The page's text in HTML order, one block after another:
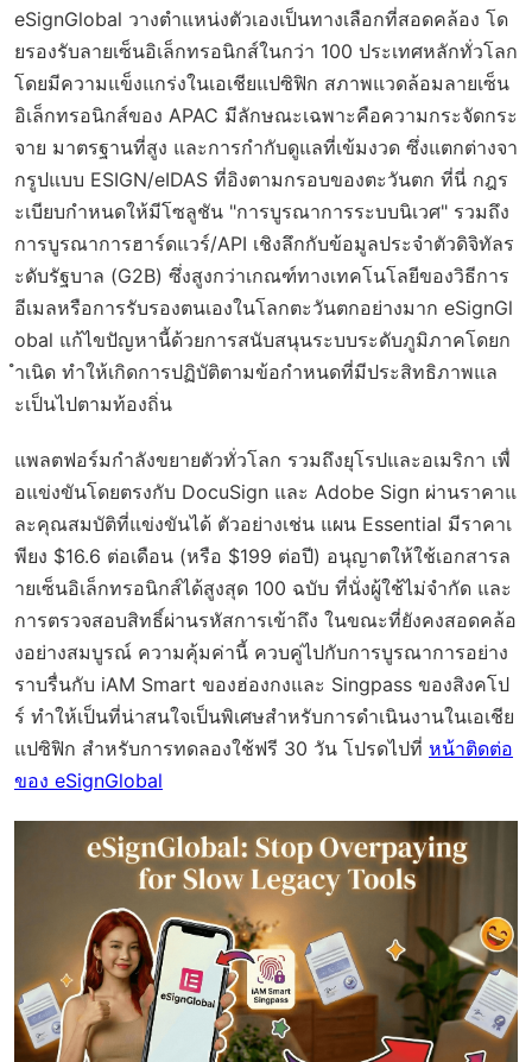
eSignGlobal วางตำแหน่งตัวเองเป็นทางเลือกที่สอดคล้อง โด
ยรองรับลายเซ็นอิเล็กทรอนิกส์ในกว่า 100 ประเทศหลักทั่วโลก
โดยมีความแข็งแกร่งในเอเชียแปซิฟิก สภาพแวดล้อมลายเซ็น
อิเล็กทรอนิกส์ของ APAC มีลักษณะเฉพาะคือความกระจัดกระ
จาย มาตรฐานที่สูง และการกำกับดูแลที่เข้มงวด ซึ่งแตกต่างจา
กรูปแบบ ESIGN/eIDAS ที่อิงตามกรอบของตะวันตก ที่นี่ กฎร
ะเบียบกำหนดให้มีโซลูชัน "การบูรณาการระบบนิเวศ" รวมถึง
การบูรณาการฮาร์ดแวร์/API เชิงลึกกับข้อมูลประจำตัวดิจิทัลร
ะดับรัฐบาล (G2B) ซึ่งสูงกว่าเกณฑ์ทางเทคโนโลยีของวิธีการ
อีเมลหรือการรับรองตนเองในโลกตะวันตกอย่างมาก eSignGl
obal แก้ไขปัญหานี้ด้วยการสนับสนุนระบบระดับภูมิภาคโดยก
ำเนิด ทำให้เกิดการปฏิบัติตามข้อกำหนดที่มีประสิทธิภาพแล
ะเป็นไปตามท้องถิ่น
แพลตฟอร์มกำลังขยายตัวทั่วโลก รวมถึงยุโรปและอเมริกา เพื่
อแข่งขันโดยตรงกับ DocuSign และ Adobe Sign ผ่านราคาแ
ละคุณสมบัติที่แข่งขันได้ ตัวอย่างเช่น แผน Essential มีราคาเ
พียง $16.6 ต่อเดือน (หรือ $199 ต่อปี) อนุญาตให้ใช้เอกสารล
ายเซ็นอิเล็กทรอนิกส์ได้สูงสุด 100 ฉบับ ที่นั่งผู้ใช้ไม่จำกัด และ
การตรวจสอบสิทธิ์ผ่านรหัสการเข้าถึง ในขณะที่ยังคงสอดคล้อ
งอย่างสมบูรณ์ ความคุ้มค่านี้ ควบคู่ไปกับการบูรณาการอย่าง
ราบรื่นกับ iAM Smart ของฮ่องกงและ Singpass ของสิงคโป
ร์ ทำให้เป็นที่น่าสนใจเป็นพิเศษสำหรับการดำเนินงานในเอเชีย
แปซิฟิก สำหรับการทดลองใช้ฟรี 30 วัน โปรดไปที่ หน้าติดต่อ
ของ eSignGlobal